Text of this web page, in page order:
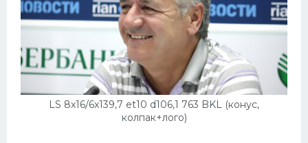
LS 8x16/6x139,7 et10 d106,1 763 BKL (конус,
колпак+лого)